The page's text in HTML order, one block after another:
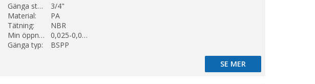
Gänga storlek 1:
3/4"
Material:
PA
Tätning:
NBR
Min öppningstryck (bar):
0,025-0,035
Gänga typ:
BSPP
SE MER